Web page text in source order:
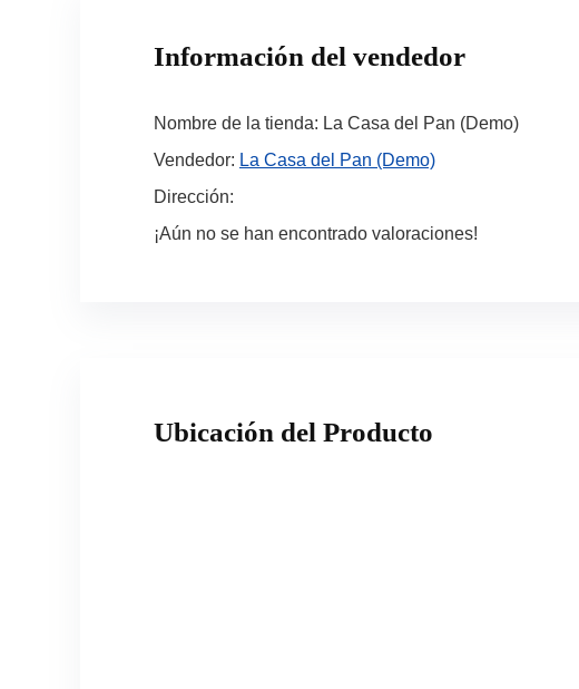
Información del vendedor
Nombre de la tienda: La Casa del Pan (Demo)
Vendedor: La Casa del Pan (Demo)
Dirección:
¡Aún no se han encontrado valoraciones!
Ubicación del Producto